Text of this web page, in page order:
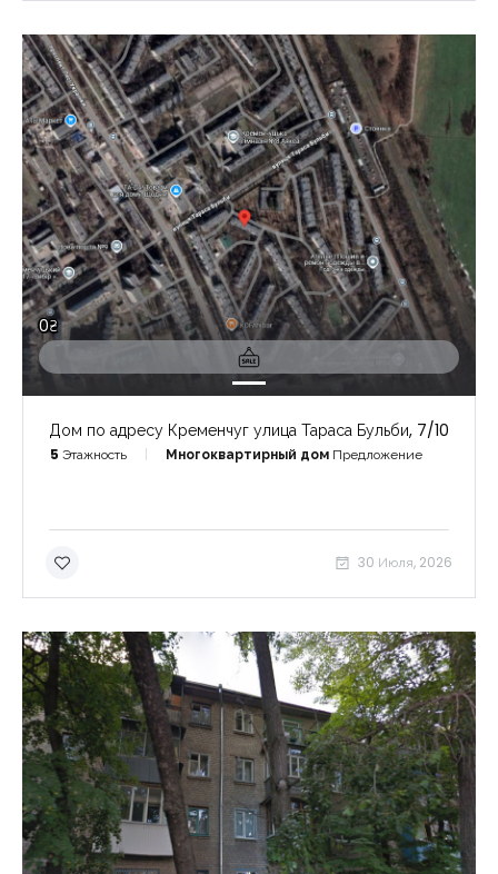
0₴
Дом по адресу Кременчуг улица Тараса Бульби, 7/10
5 Этажность Многоквартирный дом Предложение
30 Июля, 2026